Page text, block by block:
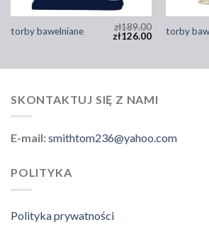
torby bawelniane zł189.00
zł126.00 torby
SKONTAKTUJ SIĘ Z NAMI
E-mail:smithtom236@yahoo.com
POLITYKA
Polityka prywatności